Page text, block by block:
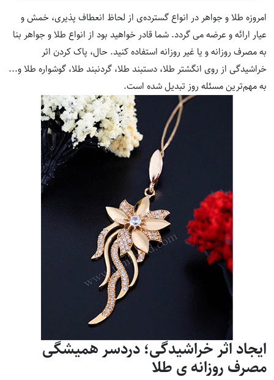
امروزه طلا و جواهر در انواع گسترده‌ی از لحاظ انعطاف پذیری، خمش و
عیار ارائه و عرضه می‌ گردد. شما قادر خواهید بود از انواع طلا و جواهر بنا
به مصرف روزانه و یا غیر روزانه استفاده کنید. حال، پاک کردن اثر
خراشیدگی از روی انگشتر طلا، دستبند طلا، گردنبند طلا، گوشواره طلا و...
به مهم‌ترین مسئله روز تبدیل شده است.
‌ایجاد اثر خراشیدگی؛ دردسر همیشگی
مصرف روزانه ی طلا